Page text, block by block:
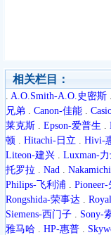
相关栏目：
. A.O.Smith-A.O.史密斯 .
兄弟 . Canon-佳能 .
莱克斯 . Epson-爱普生 .
顿 . Hitachi-日立 . Hivi-
Liteon-建兴 . Luxman-
托罗拉 . Nad .
Philips-飞利浦 .
Rongshida-荣事达 .
Siemens-西门子 . Sony-
雅马哈 . HP-惠普 .